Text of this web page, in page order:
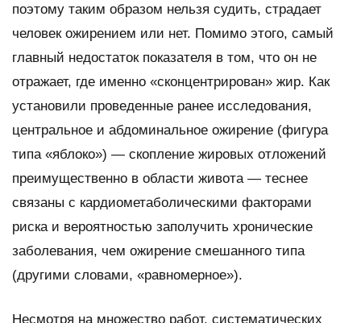
поэтому таким образом нельзя судить, страдает
человек ожирением или нет. Помимо этого, самый
главный недостаток показателя в том, что он не
отражает, где именно «сконцентрирован» жир. Как
установили проведенные ранее исследования,
центральное и абдоминальное ожирение (фигура
типа «яблоко») — скопление жировых отложений
преимущественно в области живота — теснее
связаны с кардиометаболическими факторами
риска и вероятностью заполучить хронические
заболевания, чем ожирение смешанного типа
(другими словами, «равномерное»).
Несмотря на множество работ, систематических